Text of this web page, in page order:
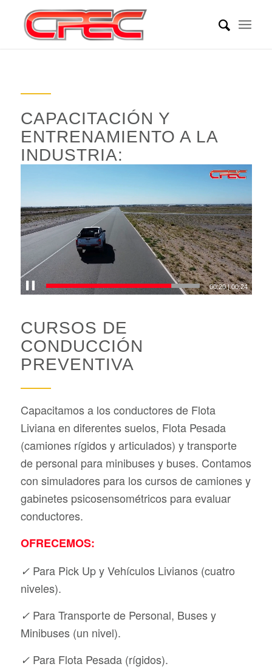
CAPACITACIÓN Y
ENTRENAMIENTO A LA
INDUSTRIA:
00:20|00:24
CURSOS DE
CONDUCCIÓN
PREVENTIVA
Capacitamos a los conductores de Flota
Liviana en diferentes suelos, Flota Pesada
(camiones rígidos y articulados) y transporte
de personal para minibuses y buses. Contamos
con simuladores para los cursos de camiones y
gabinetes psicosensométricos para evaluar
conductores.
OFRECEMOS:
✓ Para Pick Up y Vehículos Livianos (cuatro
niveles).
✓ Para Transporte de Personal, Buses y
Minibuses (un nivel).
✓ Para Flota Pesada (rígidos).